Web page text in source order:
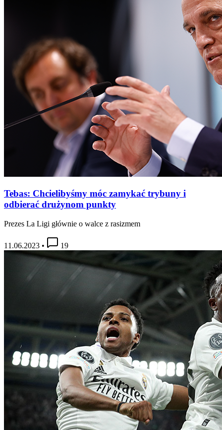
Tebas: Chcielibyśmy móc zamykać trybuny i
odbierać drużynom punkty
Prezes La Ligi głównie o walce z rasizmem
11.06.2023 • 19